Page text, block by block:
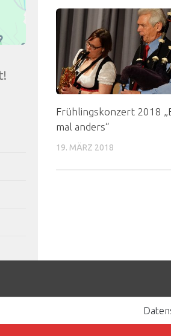
Frühlingskonzert 2018
mal anders“
19. MÄRZ 2018